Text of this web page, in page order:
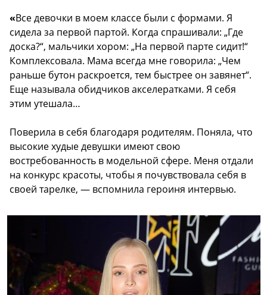
«Все девочки в моем классе были с формами. Я
сидела за первой партой. Когда спрашивали: „Где
доска?“, мальчики хором: „На первой парте сидит!“
Комплексовала. Мама всегда мне говорила: „Чем
раньше бутон раскроется, тем быстрее он завянет“.
Еще называла обидчиков акселератками. Я себя
этим утешала…
Поверила в себя благодаря родителям. Поняла, что
высокие худые девушки имеют свою
востребованность в модельной сфере. Меня отдали
на конкурс красоты, чтобы я почувствовала себя в
своей тарелке, — вспомнила героиня интервью.